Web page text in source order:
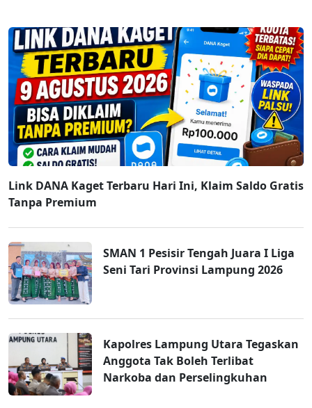
Link DANA Kaget Terbaru Hari Ini, Klaim Saldo Gratis
Tanpa Premium
SMAN 1 Pesisir Tengah Juara I Liga
Seni Tari Provinsi Lampung 2026
Kapolres Lampung Utara Tegaskan
Anggota Tak Boleh Terlibat
Narkoba dan Perselingkuhan